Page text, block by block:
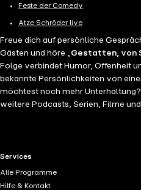
Feste der Comedy
Atze Schröder live
Freue dich auf persönliche
Gästen und höre „Gestatten, von
Folge verbindet Humor, Offenheit
bekannte Persönlichkeiten von
möchtest noch mehr
weitere Podcasts, Serien, Filme
RTL+ useful links.
Services
Alle Programme
Hilfe & Kontakt